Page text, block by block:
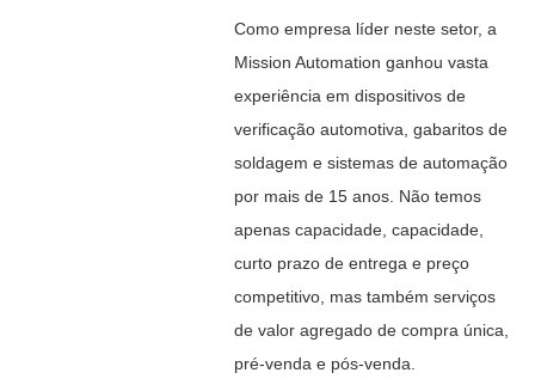
Como empresa líder neste setor, a
Mission Automation ganhou vasta
experiência em dispositivos de
verificação automotiva, gabaritos de
soldagem e sistemas de automação
por mais de 15 anos. Não temos
apenas capacidade, capacidade,
curto prazo de entrega e preço
competitivo, mas também serviços
de valor agregado de compra única,
pré-venda e pós-venda.